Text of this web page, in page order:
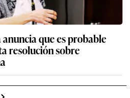
que es probable
resolución sobre